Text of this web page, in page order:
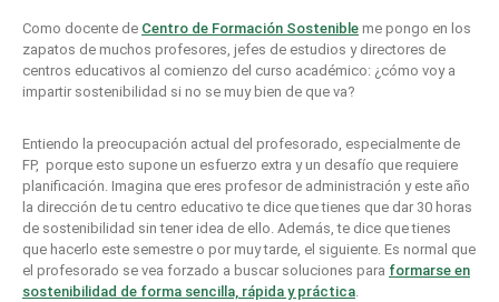
Como docente de Centro de Formación Sostenible me pongo en los
zapatos de muchos profesores, jefes de estudios y directores de
centros educativos al comienzo del curso académico: ¿cómo voy a
impartir sostenibilidad si no se muy bien de que va?
Entiendo la preocupación actual del profesorado, especialmente de
FP, porque esto supone un esfuerzo extra y un desafío que requiere
planificación. Imagina que eres profesor de administración y este año
la dirección de tu centro educativo te dice que tienes que dar 30 horas
de sostenibilidad sin tener idea de ello. Además, te dice que tienes
que hacerlo este semestre o por muy tarde, el siguiente. Es normal que
el profesorado se vea forzado a buscar soluciones para formarse en
sostenibilidad de forma sencilla, rápida y práctica